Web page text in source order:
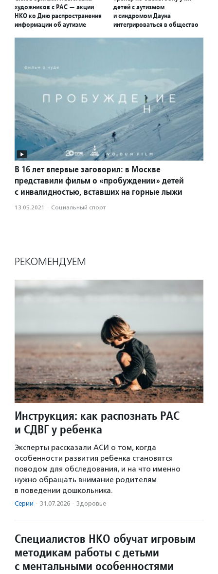
художников с РАС — акции
НКО ко Дню распространения
информации об аутизме
детей с аутизмом
и синдромом Дауна
интегрироваться в общество
В 16 лет впервые заговорил: в Москве
представили фильм о «пробуждении» детей
с инвалидностью, вставших на горные лыжи
13.05.2021 · Социальный спорт
РЕКОМЕНДУЕМ
Инструкция: как распознать РАС
и СДВГ у ребенка
Эксперты рассказали АСИ о том, когда
особенности развития ребенка становятся
поводом для обследования, и на что именно
нужно обращать внимание родителям
в поведении дошкольника.
Серии · 31.07.2026 · Здоровье
Специалистов НКО обучат игровым
методикам работы с детьми
с ментальными особенностями